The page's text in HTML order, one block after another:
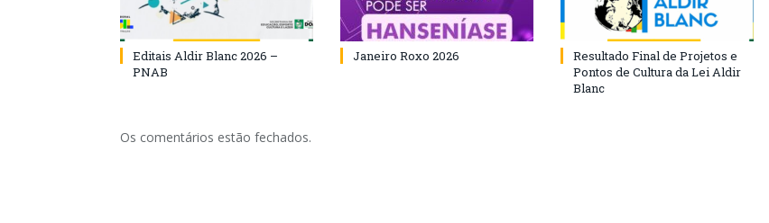
Editais Aldir Blanc 2026 –
PNAB
Janeiro Roxo 2026
Resultado Final de Projetos e
Pontos de Cultura da Lei Aldir
Blanc
Os comentários estão fechados.